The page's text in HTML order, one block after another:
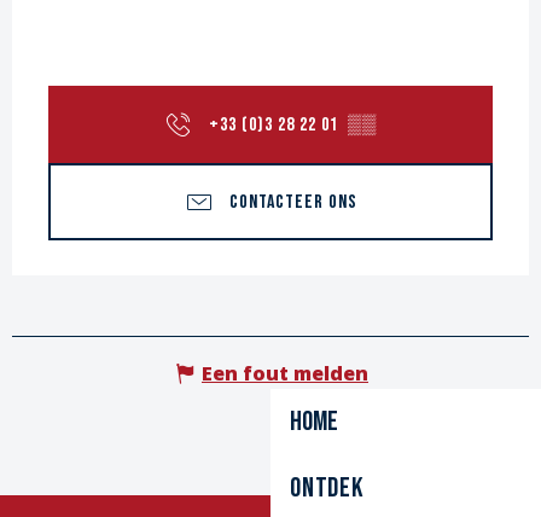
Home
Ontdek
+33 (0)3 28 22 01 ▒▒
CONTACTEER ONS
Een fout melden